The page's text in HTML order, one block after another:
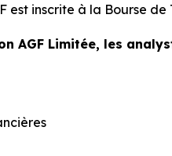
est inscrite à la Bourse de
AGF Limitée, les